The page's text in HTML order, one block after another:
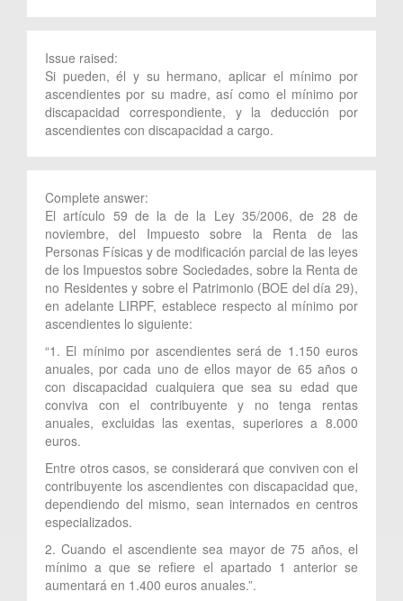
Issue raised:
Si pueden, él y su hermano, aplicar el mínimo por
ascendientes por su madre, así como el mínimo por
discapacidad correspondiente, y la deducción por
ascendientes con discapacidad a cargo.
Complete answer:
El artículo 59 de la de la Ley 35/2006, de 28 de
noviembre, del Impuesto sobre la Renta de las
Personas Físicas y de modificación parcial de las leyes
de los Impuestos sobre Sociedades, sobre la Renta de
no Residentes y sobre el Patrimonio (BOE del día 29),
en adelante LIRPF, establece respecto al mínimo por
ascendientes lo siguiente:
“1. El mínimo por ascendientes será de 1.150 euros
anuales, por cada uno de ellos mayor de 65 años o
con discapacidad cualquiera que sea su edad que
conviva con el contribuyente y no tenga rentas
anuales, excluidas las exentas, superiores a 8.000
euros.
Entre otros casos, se considerará que conviven con el
contribuyente los ascendientes con discapacidad que,
dependiendo del mismo, sean internados en centros
especializados.
2. Cuando el ascendiente sea mayor de 75 años, el
mínimo a que se refiere el apartado 1 anterior se
aumentará en 1.400 euros anuales.”.